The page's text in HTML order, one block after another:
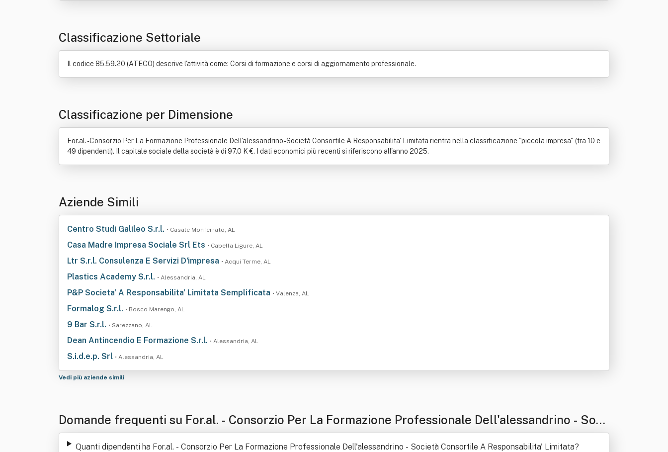
Classificazione Settoriale
Il codice 85.59.20 (ATECO) descrive l'attività come: Corsi di formazione e corsi di aggiornamento professionale.
Classificazione per Dimensione
For.al. - Consorzio Per La Formazione Professionale Dell'alessandrino - Società Consortile A Responsabilita' Limitata rientra nella classificazione "piccola impresa" (tra 10 e
49 dipendenti). Il capitale sociale della società è di 97.0 K €. I dati economici più recenti si riferiscono all'anno 2025.
Aziende Simili
Centro Studi Galileo S.r.l. • Casale Monferrato, AL
Casa Madre Impresa Sociale Srl Ets • Cabella Ligure, AL
Ltr S.r.l. Consulenza E Servizi D'impresa • Acqui Terme, AL
Plastics Academy S.r.l. • Alessandria, AL
P&P Societa' A Responsabilita' Limitata Semplificata • Valenza, AL
Formalog S.r.l. • Bosco Marengo, AL
9 Bar S.r.l. • Sarezzano, AL
Dean Antincendio E Formazione S.r.l. • Alessandria, AL
S.i.d.e.p. Srl • Alessandria, AL
Vedi più aziende simili
Domande frequenti su For.al. - Consorzio Per La Formazione Professionale Dell'alessandrino - Soci
età Consortile A Responsabilita' Limitata
Quanti dipendenti ha For.al. - Consorzio Per La Formazione Professionale Dell'alessandrino - Società Consortile A Responsabilita' Limitata?